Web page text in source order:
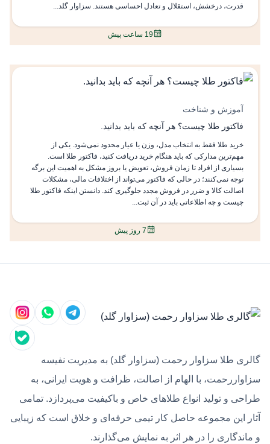
قدرت، درخشش، استقلال و تعادل احساسی هستند. سزاوار گلد...
19 ساعت پیش
آموزش و شناخت
فاکتور طلا چیست؟ هر آنچه که باید بدانید.
خرید طلا فقط به انتخاب مدل، وزن یا عیار محدود نمی‌شود. یکی از
مهم‌ترین مدارکی که باید هنگام خرید دریافت کنید، فاکتور طلا است.
بسیاری از افراد تا زمان فروش، تعویض یا بروز مشکل به اهمیت این برگه
توجه نمی‌کنند؛ در حالی که فاکتور می‌تواند از اختلافات مالی، مشکلات
اصالت کالا و ضرر در فروش مجدد جلوگیری کند. دانستن اینکه فاکتور طلا
چیست و چه اطلاعاتی باید در آن ثبت...
7 روز پیش
گالری طلا سزاوار رحمت (سزاوار گلد) به مدیریت نفیسه
سزاواررحمت، با الهام از اصالت، ظرافت و هویت ایرانی، به
طراحی و تولید انواع طلاهای خاص و باکیفیت می‌پردازد. تمامی
آثار این مجموعه حاصل کار تیمی حرفه‌ای و خلاق است که زیبایی
و ماندگاری را در هر اثر به نمایش می‌گذارند.